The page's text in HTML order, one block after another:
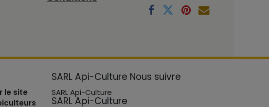
le site
SARL Api-Culture Nous suivre
SARL Api-Culture
SARL Api-Culture